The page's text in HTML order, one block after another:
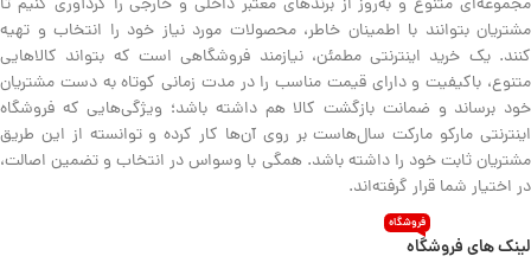
مشتریان بتوانند با اطمینان خاطر، محصولات مورد نیاز خود را انتخاب و تهیه
کنند. یک خرید اینترنتی مطمئن، نیازمند فروشگاهی است که بتواند کالاهایی
متنوع، باکیفیت و دارای قیمت مناسب را در مدت زمانی کوتاه به دست مشتریان
خود برساند و ضمانت بازگشت کالا هم داشته باشد؛ ویژگی‌هایی که فروشگاه
اینترنتی مارکو مارکت سال‌هاست بر روی آن‌ها کار کرده و توانسته از این طریق
مشتریان ثابت خود را داشته باشد. همگی با وسواس در انتخاب و تضمین اصالت،
در اختیار شما قرار گرفته‌اند.
لینک های فروشگاه
فروشگاه